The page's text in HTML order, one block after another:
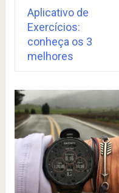
Aplicativo de
Exercícios:
conheça os 3
melhores